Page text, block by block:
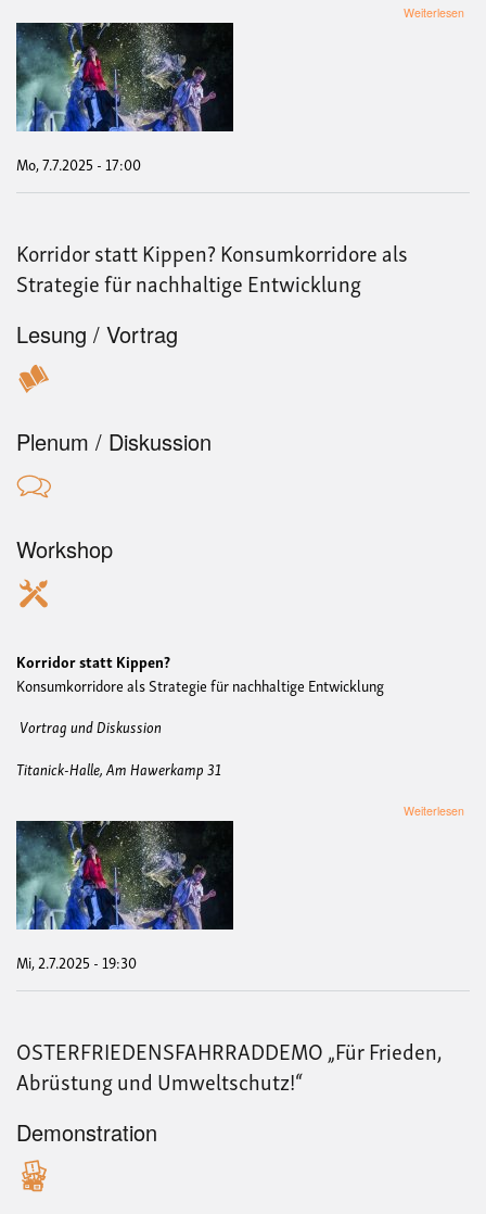
Weiterlesen
Mo, 7.7.2025 - 17:00
Korridor statt Kippen? Konsumkorridore als
Strategie für nachhaltige Entwicklung
Lesung / Vortrag
Plenum / Diskussion
Workshop
Korridor statt Kippen?
Konsumkorridore als Strategie für nachhaltige Entwicklung
Vortrag und Diskussion
Titanick-Halle, Am Hawerkamp 31
Weiterlesen
Mi, 2.7.2025 - 19:30
OSTERFRIEDENSFAHRRADDEMO „Für Frieden,
Abrüstung und Umweltschutz!“
Demonstration